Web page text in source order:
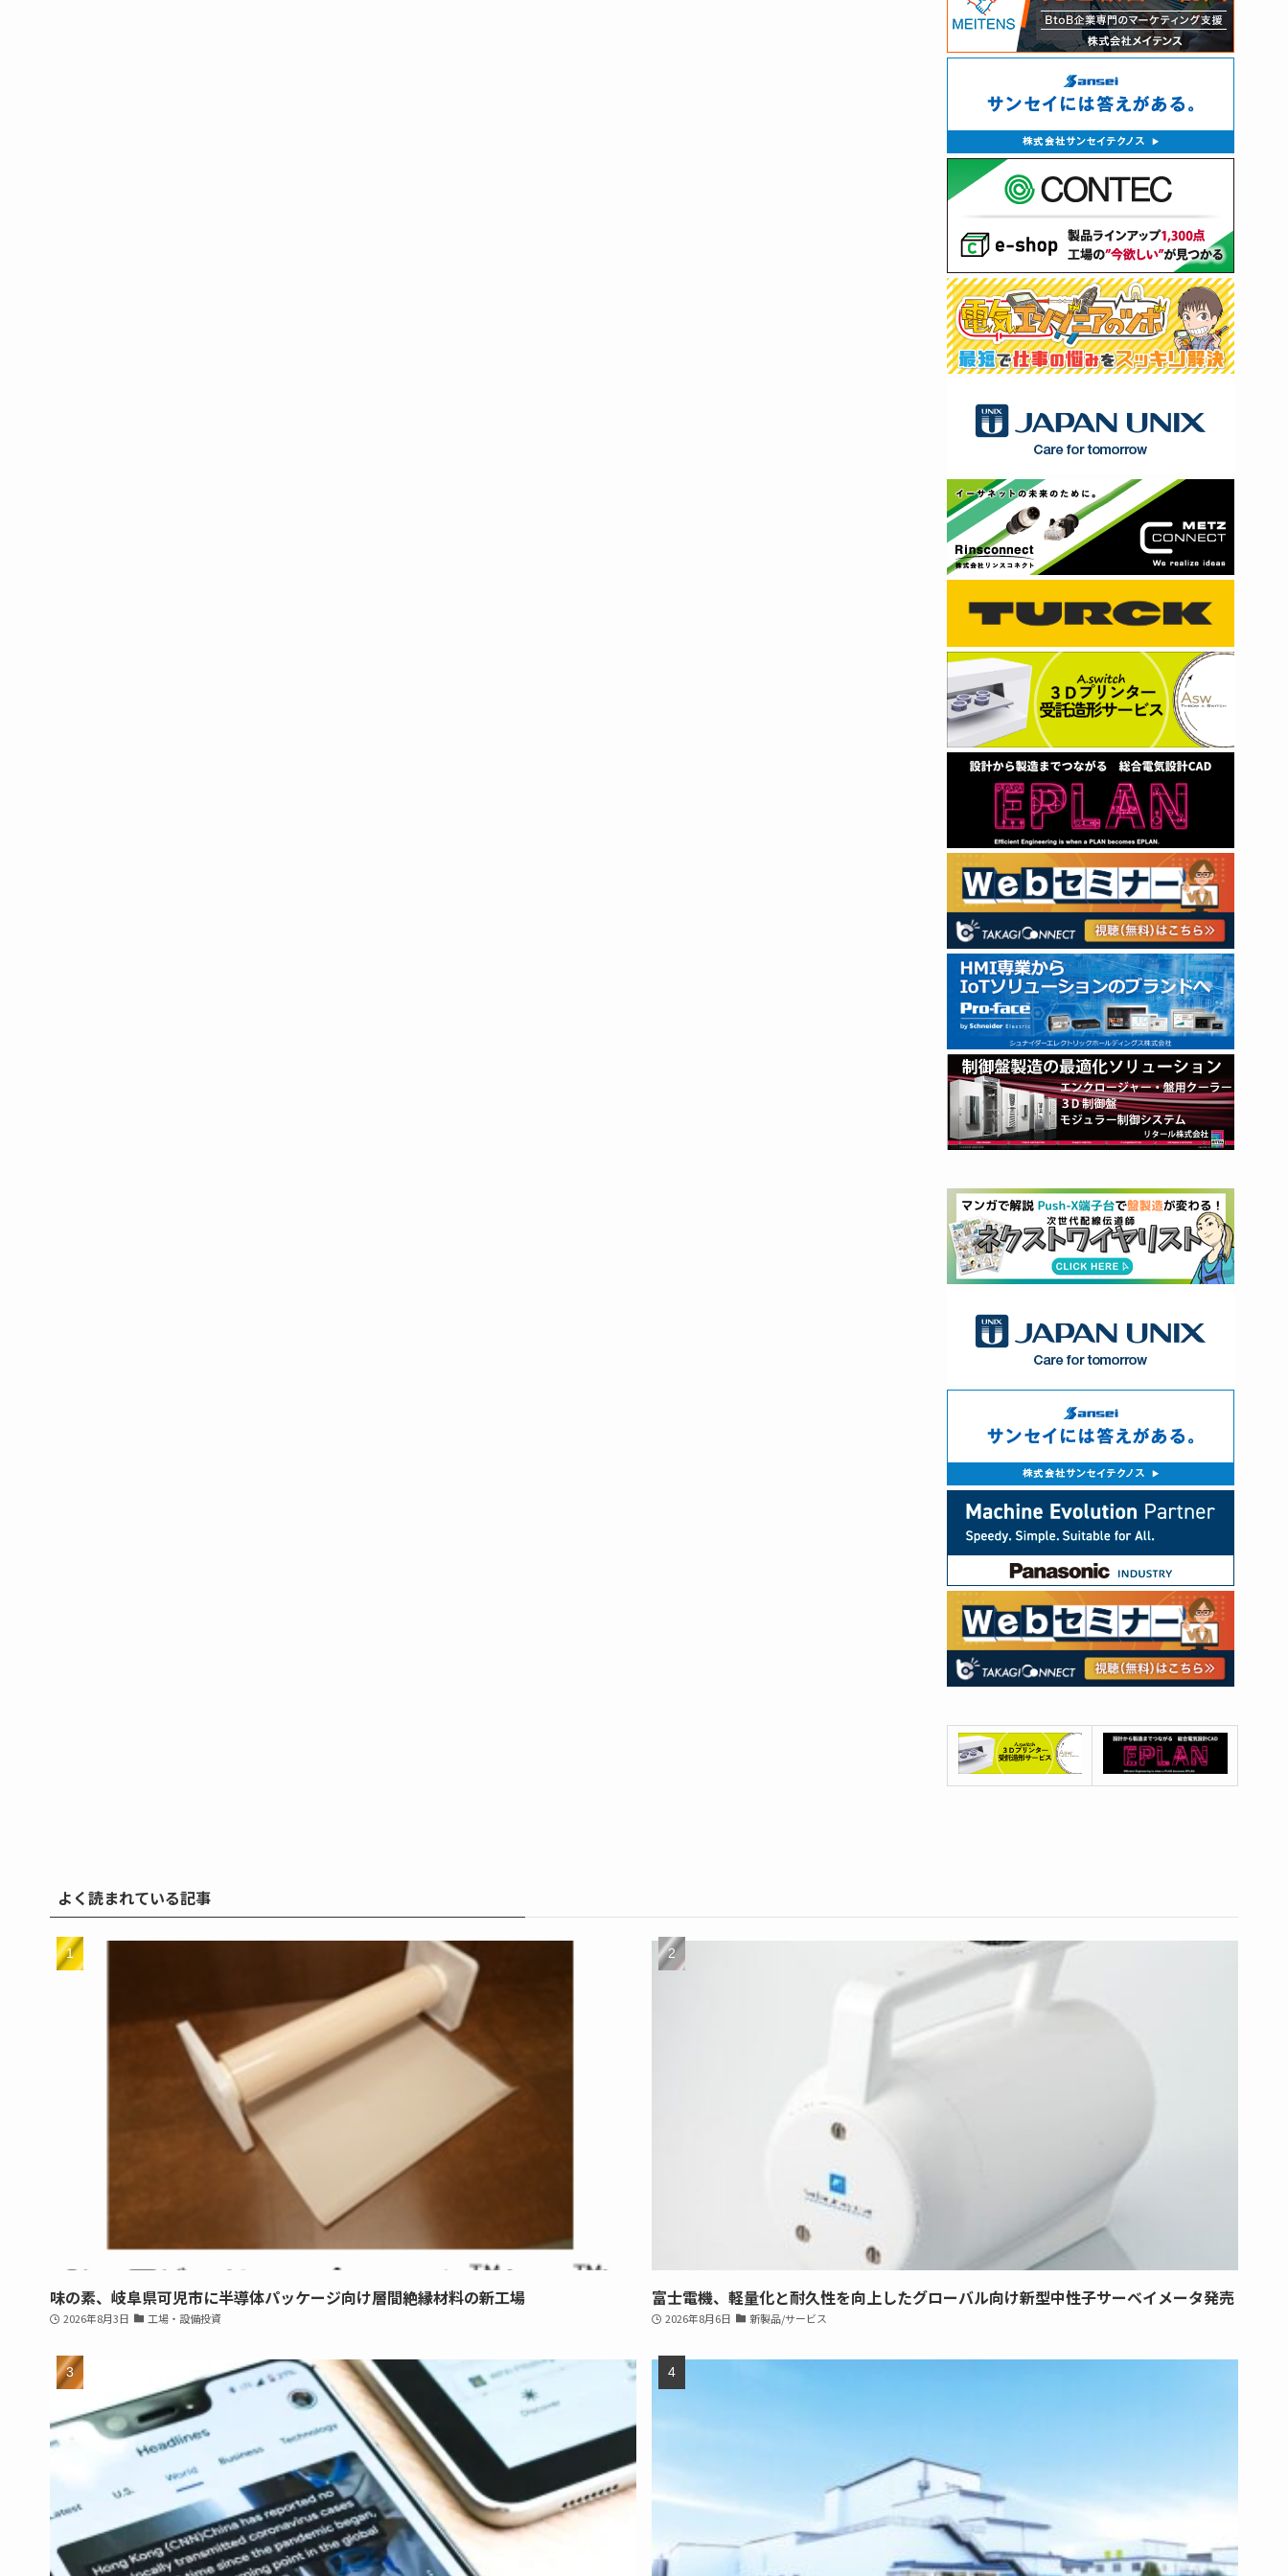
よく読まれている記事
味の素、岐阜県可児市に半導体パッケージ向け層間絶縁材料の新工場
2026年8月3日 工場・設備投資
富士電機、軽量化と耐久性を向上したグローバル向け新型中性子サーベイメータ発売
2026年8月6日 新製品/サービス